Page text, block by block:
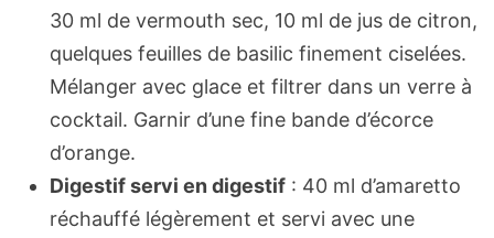
30 ml de vermouth sec, 10 ml de jus de citron,
quelques feuilles de basilic finement ciselées.
Mélanger avec glace et filtrer dans un verre à
cocktail. Garnir d’une fine bande d’écorce
d’orange.
Digestif servi en digestif: 40 ml d’amaretto
réchauffé légèrement et servi avec une